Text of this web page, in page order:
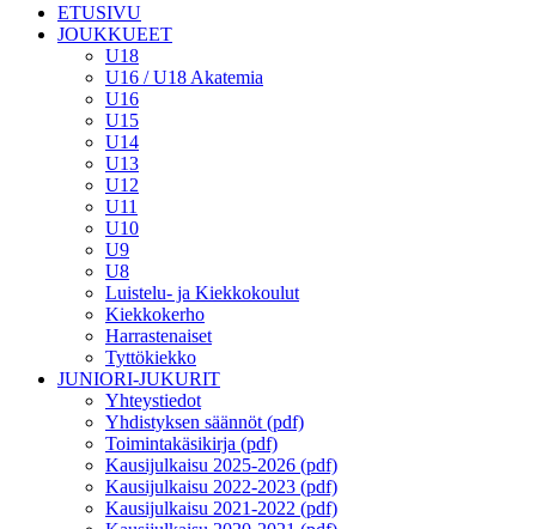
ETUSIVU
JOUKKUEET
U18
U16 / U18 Akatemia
U16
U15
U14
U13
U12
U11
U10
U9
U8
Luistelu- ja Kiekkokoulut
Kiekkokerho
Harrastenaiset
Tyttökiekko
JUNIORI-JUKURIT
Yhteystiedot
Yhdistyksen säännöt (pdf)
Toimintakäsikirja (pdf)
Kausijulkaisu 2025-2026 (pdf)
Kausijulkaisu 2022-2023 (pdf)
Kausijulkaisu 2021-2022 (pdf)